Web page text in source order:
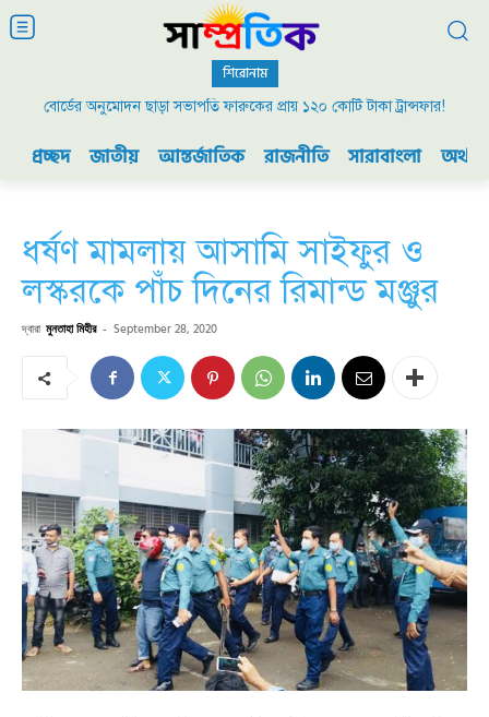
শিরোনাম
বোর্ডের অনুমোদন ছাড়া সভাপতি ফারুকের প্রায় ১২০ কোটি টাকা ট্রান্সফার!
প্রচ্ছদ জাতীয় আন্তর্জাতিক রাজনীতি সারাবাংলা
ধর্ষণ মামলায় আসামি সাইফুর ও
লস্করকে পাঁচ দিনের রিমান্ড মঞ্জুর
দ্বারা মুনতাহা মিহীর - September 28, 2020